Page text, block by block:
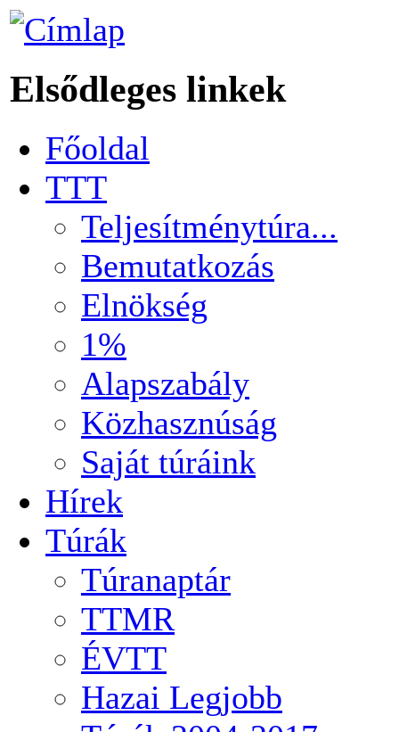
Elsődleges linkek
Főoldal
TTT
Teljesítménytúra...
Bemutatkozás
Elnökség
1%
Alapszabály
Közhasznúság
Saját túráink
Hírek
Túrák
Túranaptár
TTMR
ÉVTT
Hazai Legjobb